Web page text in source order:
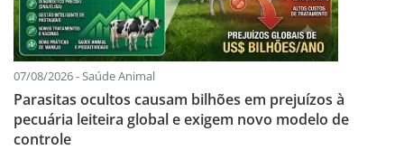
07/08/2026 - Saúde Animal
Parasitas ocultos causam bilhões em prejuízos à
pecuária leiteira global e exigem novo modelo de
controle